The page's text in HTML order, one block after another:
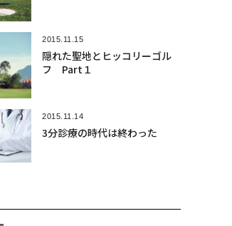
2015.11.15
隠れた聖地とヒッコリーゴル
フ Part１
2015.11.14
3分診療の時代は終わった